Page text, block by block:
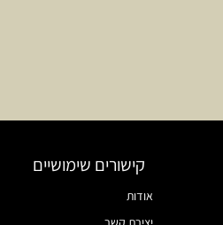
קישורים שימושיים
אודות